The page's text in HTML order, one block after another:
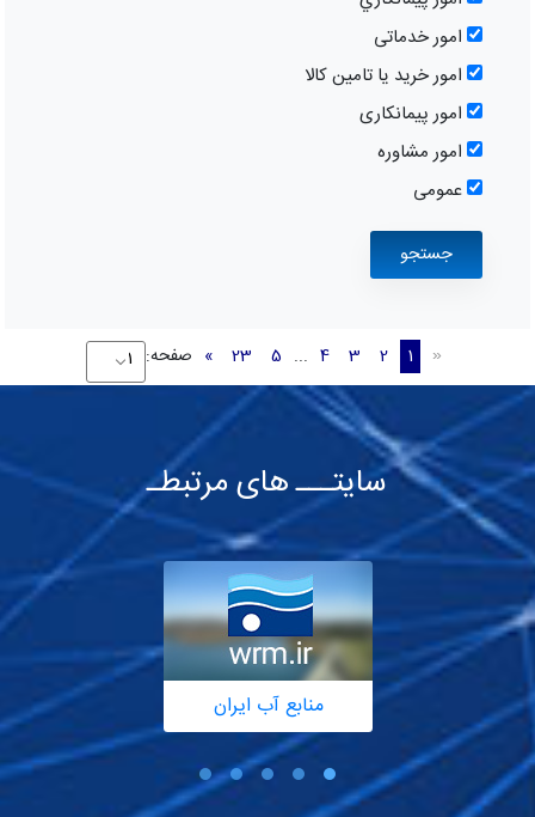
امور خدماتی
امور خرید یا تامین کالا
امور پیمانکاری
امور مشاوره
عمومی
«
1
2
3
4
...
5
23
» صفحه:
سایتـــ های مرتبطـ
منابع آب ایران